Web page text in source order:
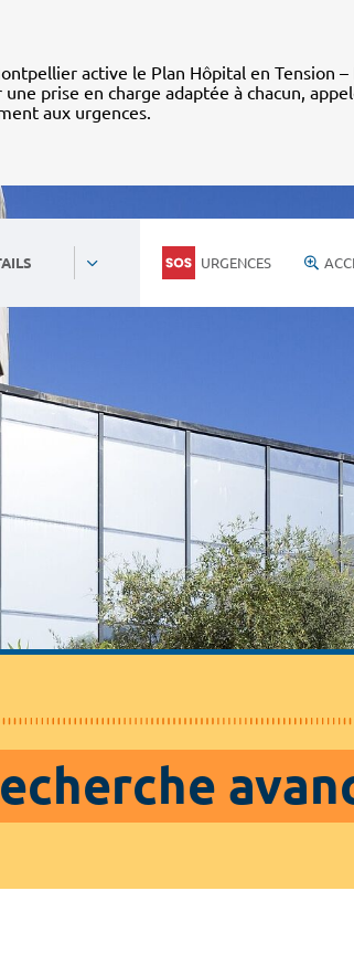
active le Plan Hôpital en Tension –
prise en charge adaptée à chacun,
aux urgences.
URGENCES